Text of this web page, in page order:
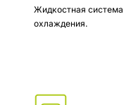
Жидкостная система
охлаждения.